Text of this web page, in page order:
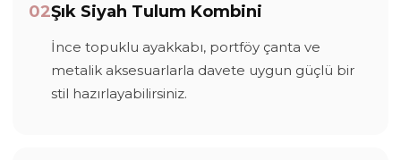
02Şık Siyah Tulum Kombini
İnce topuklu ayakkabı, portföy çanta ve
metalik aksesuarlarla davete uygun güçlü bir
stil hazırlayabilirsiniz.